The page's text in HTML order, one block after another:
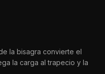
la bisagra convierte el
la carga al trapecio y la